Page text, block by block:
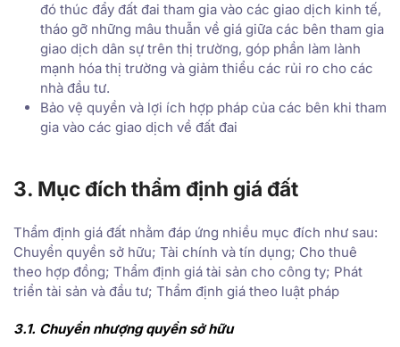
đó thúc đẩy đất đai tham gia vào các giao dịch kinh tế,
tháo gỡ những mâu thuẫn về giá giữa các bên tham gia
giao dịch dân sự trên thị trường, góp phần làm lành
mạnh hóa thị trường và giảm thiểu các rủi ro cho các
nhà đầu tư.
Bảo vệ quyền và lợi ích hợp pháp của các bên khi tham
gia vào các giao dịch về đất đai
3. Mục đích thẩm định giá đất
Thẩm định giá đất nhằm đáp ứng nhiều mục đích như sau:
Chuyển quyền sở hữu; Tài chính và tín dụng; Cho thuê
theo hợp đồng; Thẩm định giá tài sản cho công ty; Phát
triển tài sản và đầu tư; Thẩm định giá theo luật pháp
3.1. Chuyển nhượng quyền sở hữu